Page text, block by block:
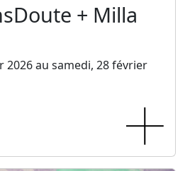
+ Milla
2026 au samedi, 28 février